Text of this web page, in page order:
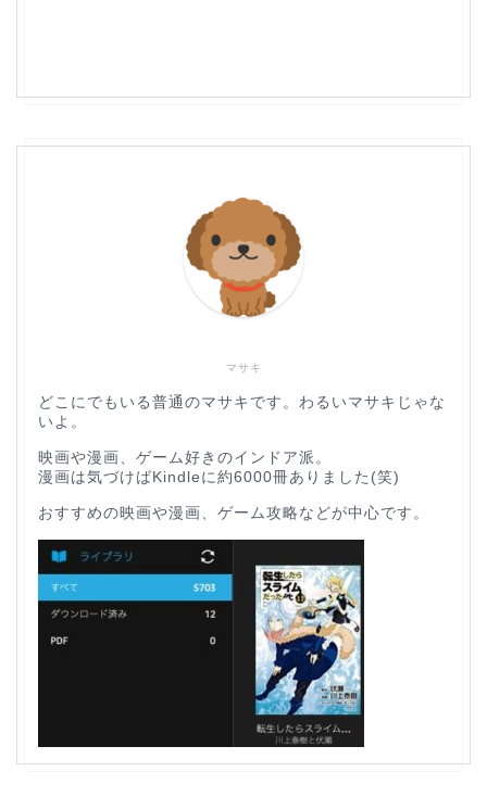
マサキ
どこにでもいる普通のマサキです。わるいマサキじゃな
いよ。
映画や漫画、ゲーム好きのインドア派。
漫画は気づけばKindleに約6000冊ありました(笑)
おすすめの映画や漫画、ゲーム攻略などが中心です。